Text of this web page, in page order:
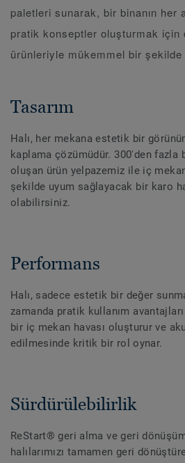
paletleri sunarak, bir binanın her
pratik konseptler oluşturmak için
ürünleriyle mükemmel bir
Tasarım
Halı, her mekana estetik bir
kaplama çözümüdür. 300'den fazla
oluşan ürün yelpazemiz ile iç
şekilde uyum sağlayacak bir karo
olabilirsiniz.
Performans
Halı, sadece estetik bir değer
zamanda pratik kullanım
bir iç mekan havası oluşturur ve
edilmesinde kritik bir rol oynar.
Sürdürülebilirlik
ReStart® geri alma ve geri
halılarımızı tamamen geri